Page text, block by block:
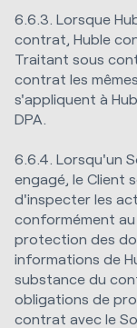
6.6.3. Lorsque
contrat, Huble
Traitant sous
contrat les
s'appliquent à
DPA.
6.6.4. Lorsqu'un
engagé, le Client
d'inspecter les
conformément au
protection des
informations de
substance du
obligations de
contrat avec le